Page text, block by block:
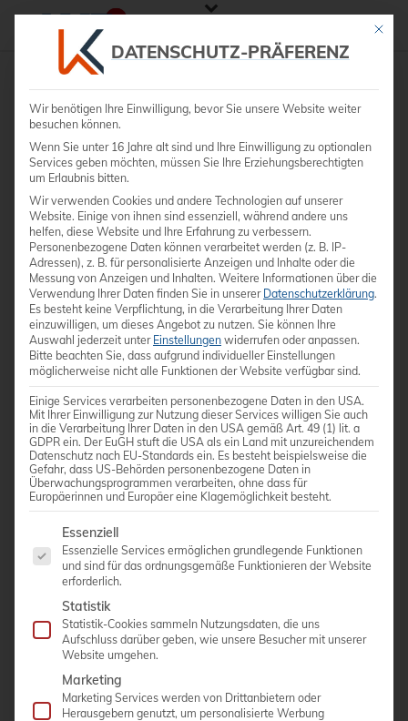
Linear-Sonde 11L4
Frequenz-Bandbreite: 3,6-13,0 MHz
Anwenderspezifisch: Small Parts, Vaskulär, MSK
Bildfeld: 38,4mm
ANGEBOT ANFORDERN
Mit
DATENSCHUTZ-PRÄFERENZ
Wir benötigen Ihre Einwilligung, bevor Sie unsere Website weiter
besuchen können.
Wenn Sie unter 16 Jahre alt sind und Ihre Einwilligung zu optionalen
Services geben möchten, müssen Sie Ihre Erziehungsberechtigten
um Erlaubnis bitten.
Wir verwenden Cookies und andere Technologien auf unserer
Website. Einige von ihnen sind essenziell, während andere uns
helfen, diese Website und Ihre Erfahrung zu verbessern.
Personenbezogene Daten können verarbeitet werden (z. B. IP-
Adressen), z. B. für personalisierte Anzeigen und Inhalte oder die
Messung von Anzeigen und Inhalten. Weitere Informationen über die
Verwendung Ihrer Daten finden Sie in unserer Datenschutzerklärung.
Es besteht keine Verpflichtung, in die Verarbeitung Ihrer Daten
einzuwilligen, um dieses Angebot zu nutzen. Sie können Ihre
Auswahl jederzeit unter Einstellungen widerrufen oder anpassen.
Bitte beachten Sie, dass aufgrund individueller Einstellungen
möglicherweise nicht alle Funktionen der Website verfügbar sind.
Einige Services verarbeiten personenbezogene Daten in den USA.
Mit Ihrer Einwilligung zur Nutzung dieser Services willigen Sie auch
in die Verarbeitung Ihrer Daten in den USA gemäß Art. 49 (1) lit. a
GDPR ein. Der EuGH stuft die USA als ein Land mit unzureichendem
Datenschutz nach EU-Standards ein. Es besteht beispielsweise die
Gefahr, dass US-Behörden personenbezogene Daten in
Überwachungsprogrammen verarbeiten, ohne dass für
Europäerinnen und Europäer eine Klagemöglichkeit besteht.
Es folgt eine Liste der Service-Gruppen, für die eine
Essenziell
Essenzielle Services ermöglichen grundlegende Funktionen
und sind für das ordnungsgemäße Funktionieren der Website
erforderlich.
Statistik
Statistik-Cookies sammeln Nutzungsdaten, die uns
Aufschluss darüber geben, wie unsere Besucher mit unserer
Website umgehen.
Marketing
Marketing Services werden von Drittanbietern oder
Herausgebern genutzt, um personalisierte Werbung